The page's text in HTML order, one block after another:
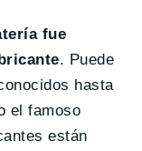
fue
. Puede
hasta
el famoso
están